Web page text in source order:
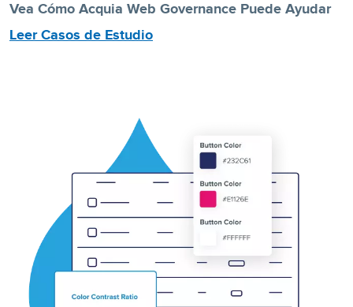
Vea Cómo Acquia Web Governance Puede Ayudar
Leer Casos de Estudio